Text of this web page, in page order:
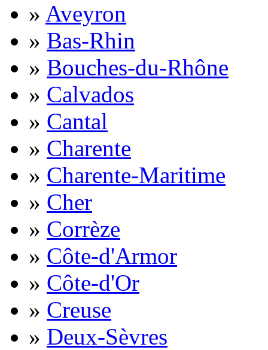
» Aveyron
» Bas-Rhin
» Bouches-du-Rhône
» Calvados
» Cantal
» Charente
» Charente-Maritime
» Cher
» Corrèze
» Côte-d'Armor
» Côte-d'Or
» Creuse
» Deux-Sèvres